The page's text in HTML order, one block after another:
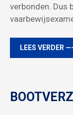
verbonden. Dus
LEES VERDER